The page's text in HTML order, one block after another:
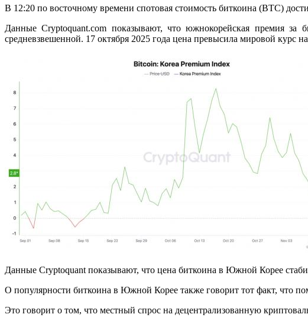
В 12:20 по восточному времени спотовая стоимость биткоина (BTC)
Данные Cryptoquant.com показывают, что южнокорейская премия
средневзвешенной. 17 октября 2025 года цена превысила мировой курс
Данные Cryptoquant показывают, что цена биткоина в Южной Корее
О популярности биткоина в Южной Корее также говорит тот факт, что
Это говорит о том, что местный спрос на децентрализованную